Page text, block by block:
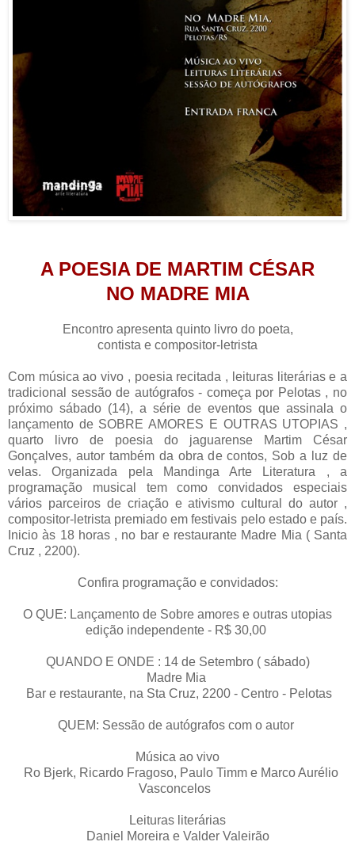
A POESIA DE MARTIM CÉSAR
NO MADRE MIA
Encontro apresenta quinto livro do poeta,
contista e compositor-letrista
Com música ao vivo , poesia recitada , leituras literárias e a
tradicional sessão de autógrafos - começa por Pelotas , no
próximo sábado (14), a série de eventos que assinala o
lançamento de SOBRE AMORES E OUTRAS UTOPIAS ,
quarto livro de poesia do jaguarense Martim César
Gonçalves, autor também da obra de contos, Sob a luz de
velas. Organizada pela Mandinga Arte Literatura , a
programação musical tem como convidados especiais
vários parceiros de criação e ativismo cultural do autor ,
compositor-letrista premiado em festivais pelo estado e país.
Inicio às 18 horas , no bar e restaurante Madre Mia ( Santa
Cruz , 2200).
Confira programação e convidados:
O QUE: Lançamento de Sobre amores e outras utopias
edição independente - R$ 30,00
QUANDO E ONDE : 14 de Setembro ( sábado)
Madre Mia
Bar e restaurante, na Sta Cruz, 2200 - Centro - Pelotas
QUEM: Sessão de autógrafos com o autor
Música ao vivo
Ro Bjerk, Ricardo Fragoso, Paulo Timm e Marco Aurélio
Vasconcelos
Leituras literárias
Daniel Moreira e Valder Valeirão